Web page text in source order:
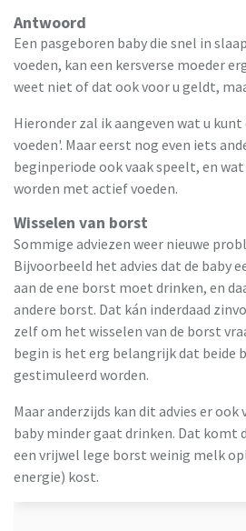
Antwoord
Een pasgeboren baby die snel in
voeden, kan een kersverse moeder
weet niet of dat ook voor u geldt,
Hieronder zal ik aangeven wat u
voeden'. Maar eerst nog even iets
beginperiode ook vaak speelt, en
worden met actief voeden.
Wisselen van borst
Sommige adviezen weer nieuwe
Bijvoorbeeld het advies dat de baby
aan de ene borst moet drinken, en
andere borst. Dat kán inderdaad
zelf om het wisselen van de borst
begin is het erg belangrijk dat beide
gestimuleerd worden.
Maar anderzijds kan dit advies er ook
baby minder gaat drinken. Dat komt
een vrijwel lege borst weinig melk
energie) kost.